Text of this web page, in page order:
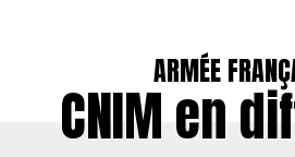
ARMÉE
CNIM en